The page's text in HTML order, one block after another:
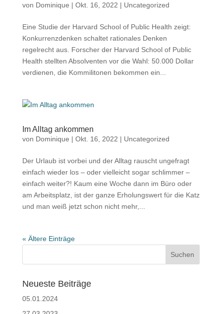
von Dominique | Okt. 16, 2022 | Uncategorized
Eine Studie der Harvard School of Public Health zeigt:
Konkurrenzdenken schaltet rationales Denken
regelrecht aus. Forscher der Harvard School of Public
Health stellten Absolventen vor die Wahl: 50.000 Dollar
verdienen, die Kommilitonen bekommen ein...
Im Alltag ankommen
von Dominique | Okt. 16, 2022 | Uncategorized
Der Urlaub ist vorbei und der Alltag rauscht ungefragt
einfach wieder los – oder vielleicht sogar schlimmer –
einfach weiter?! Kaum eine Woche dann im Büro oder
am Arbeitsplatz, ist der ganze Erholungswert für die Katz
und man weiß jetzt schon nicht mehr,...
« Ältere Einträge
Neueste Beiträge
05.01.2024